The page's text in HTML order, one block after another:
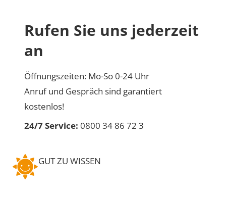
Rufen Sie uns jederzeit
an
Öffnungszeiten: Mo-So 0-24 Uhr
Anruf und Gespräch sind garantiert
kostenlos!
24/7 Service: 0800 34 86 72 3
GUT ZU WISSEN